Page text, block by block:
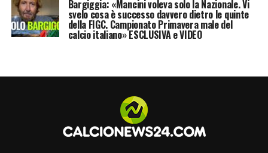
Bargiggia: «Mancini voleva solo la Nazionale. Vi
svelo cosa è successo davvero dietro le quinte
della FIGC. Campionato Primavera male del
calcio italiano» ESCLUSIVA e VIDEO